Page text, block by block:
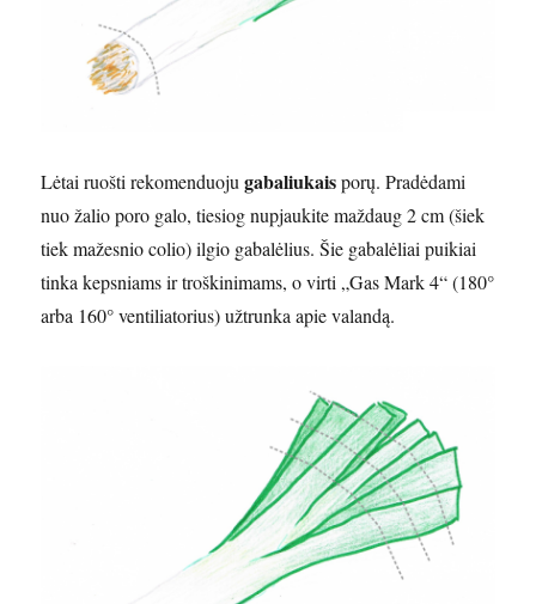
Lėtai ruošti rekomenduojugabaliukaisporų. Pradėdami
nuo žalio poro galo, tiesiog nupjaukite maždaug 2 cm (šiek
tiek mažesnio colio) ilgio gabalėlius. Šie gabalėliai puikiai
tinka kepsniams ir troškinimams, o virti „Gas Mark 4“ (180°
arba 160° ventiliatorius) užtrunka apie valandą.